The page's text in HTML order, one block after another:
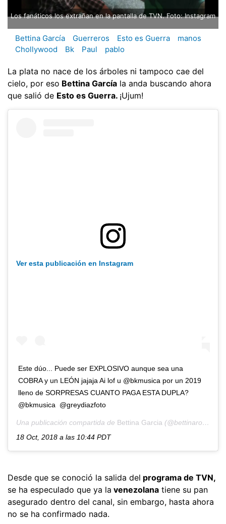
Los fanáticos los extrañan en la pantalla de TVN. Foto: Instagram
Bettina García Guerreros Esto es Guerra
manos
Chollywood
Bk Paul pablo
La plata no nace de los árboles ni tampoco cae del
cielo, por eso Bettina García la anda buscando ahora
que salió de Esto es Guerra. ¡Ujum!
Ver esta publicación en Instagram
Este dúo... Puede ser EXPLOSIVO aunque sea una
COBRA y un LEÓN jajaja Ai lof u @bkmusica por un 2019
lleno de SORPRESAS CUANTO PAGA ESTA DUPLA?
@bkmusica @greydiazfoto
Una publicación compartida de Bettina Garcia (@bettinaromina) el
18 Oct, 2018 a las 10:44 PDT
Desde que se conoció la salida del programa de TVN,
se ha especulado que ya la venezolana tiene su pan
asegurado dentro del canal, sin embargo, hasta ahora
no se ha confirmado nada.